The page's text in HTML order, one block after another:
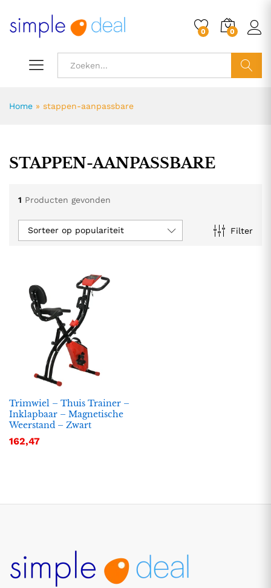
0 0
Home » stappen-aanpassbare
STAPPEN-AANPASSBARE
1 Producten gevonden
Filter
Sorteer op populariteit
Trimwiel – Thuis Trainer –
Inklapbaar – Magnetische
Weerstand – Zwart
162,47